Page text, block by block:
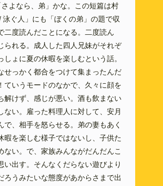
よなら、弟」かな。この短篇は村
泳ぐ人」にも「ぼくの弟」の題で収
二度読んだことになる。二度読ん
られる。成人した四人兄妹がそれぞ
ょに夏の休暇を楽しむという話。
せっかく都合をつけて集まったんだ
ていうモードのなかで、久々に顔を
解けず、感じが悪い。酒も飲まない
ない。雇った料理人に対して、安月
、相手を怒らせる。弟の妻もあく
暇を楽しむ様子ではないし、子供た
ない。で、家族みんながだんだんこ
い出す。そんなくだらない遊びより
ろうみたいな態度があからさまで出